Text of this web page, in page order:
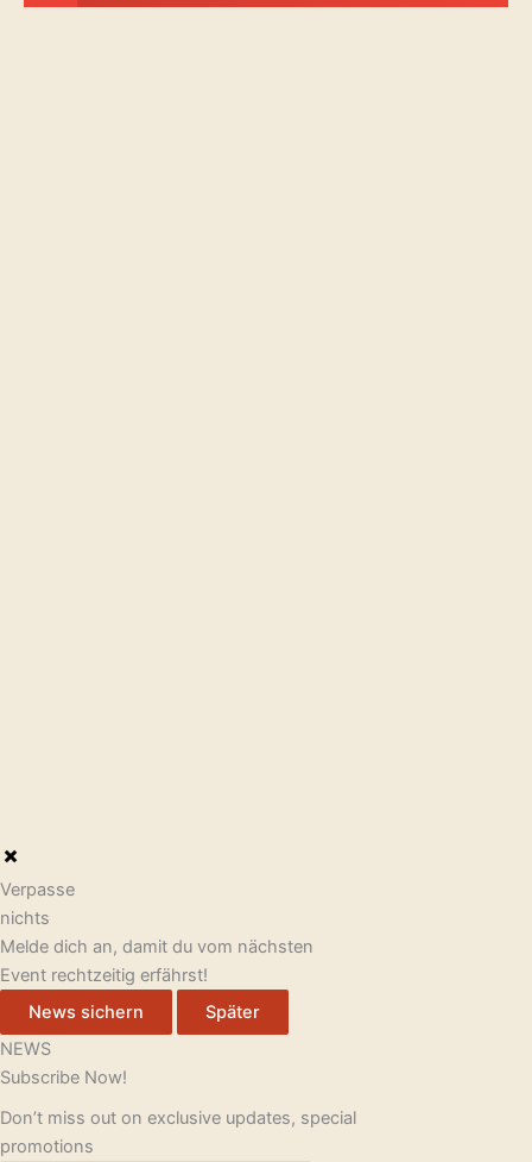
Verpasse
nichts
Melde dich an, damit du vom nächsten
Event rechtzeitig erfährst!
News sichern
Später
NEWS
Subscribe Now!
Don’t miss out on exclusive updates, special
promotions